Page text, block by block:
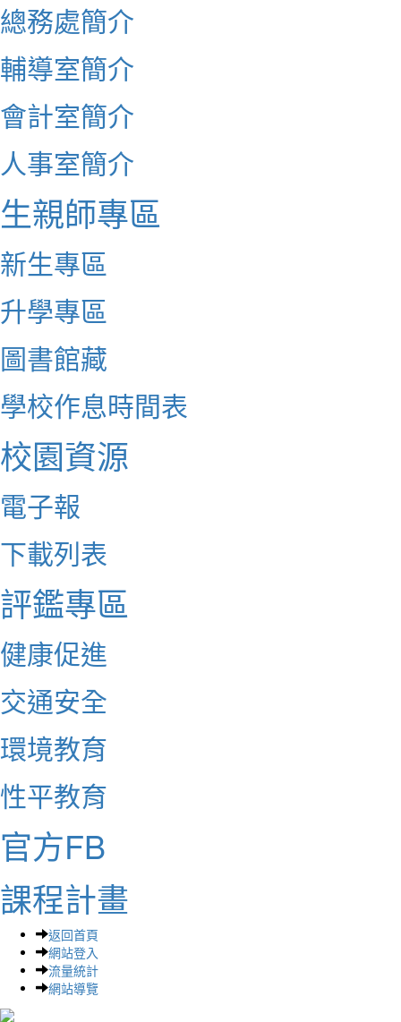
總務處簡介
輔導室簡介
會計室簡介
人事室簡介
生親師專區
新生專區
升學專區
圖書館藏
學校作息時間表
校園資源
電子報
下載列表
評鑑專區
健康促進
交通安全
環境教育
性平教育
官方FB
課程計畫
返回首頁
網站登入
流量統計
網站導覽